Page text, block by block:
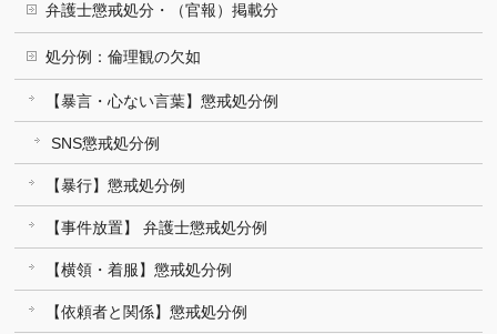
弁護士懲戒処分・（官報）掲載分
処分例：倫理観の欠如
【暴言・心ない言葉】懲戒処分例
SNS懲戒処分例
【暴行】懲戒処分例
【事件放置】 弁護士懲戒処分例
【横領・着服】懲戒処分例
【依頼者と関係】懲戒処分例